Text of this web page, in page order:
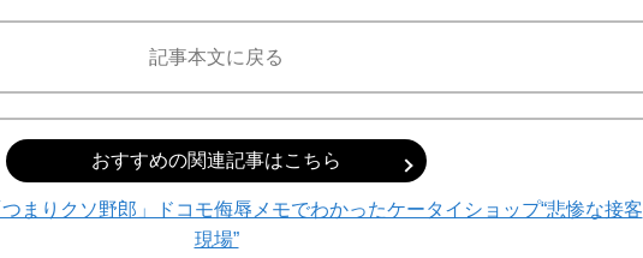
記事本文に戻る
おすすめの関連記事はこちら
つまりクソ野郎」ドコモ侮辱メモでわかったケータイショップ“悲惨な接客
現場”